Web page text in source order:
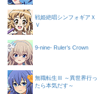
戦姫絶唱シンフォギアＸ
Ｖ
9-nine- Ruler’s Crown
無職転生Ⅲ ～異世界行っ
たら本気だす～